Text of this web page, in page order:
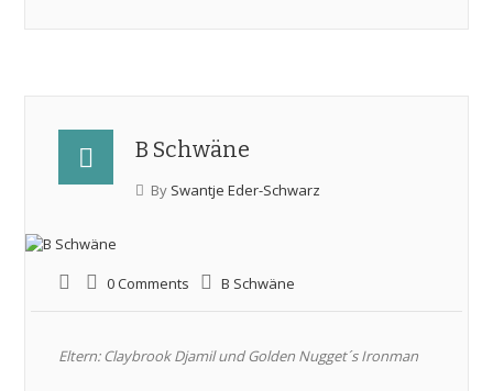
B Schwäne
By Swantje Eder-Schwarz
0 Comments B Schwäne
Eltern: Claybrook Djamil und Golden Nugget´s Ironman